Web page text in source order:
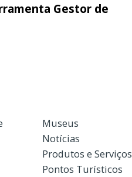
Gestor de
Museus
Notícias
Produtos e Serviços
Pontos Turísticos